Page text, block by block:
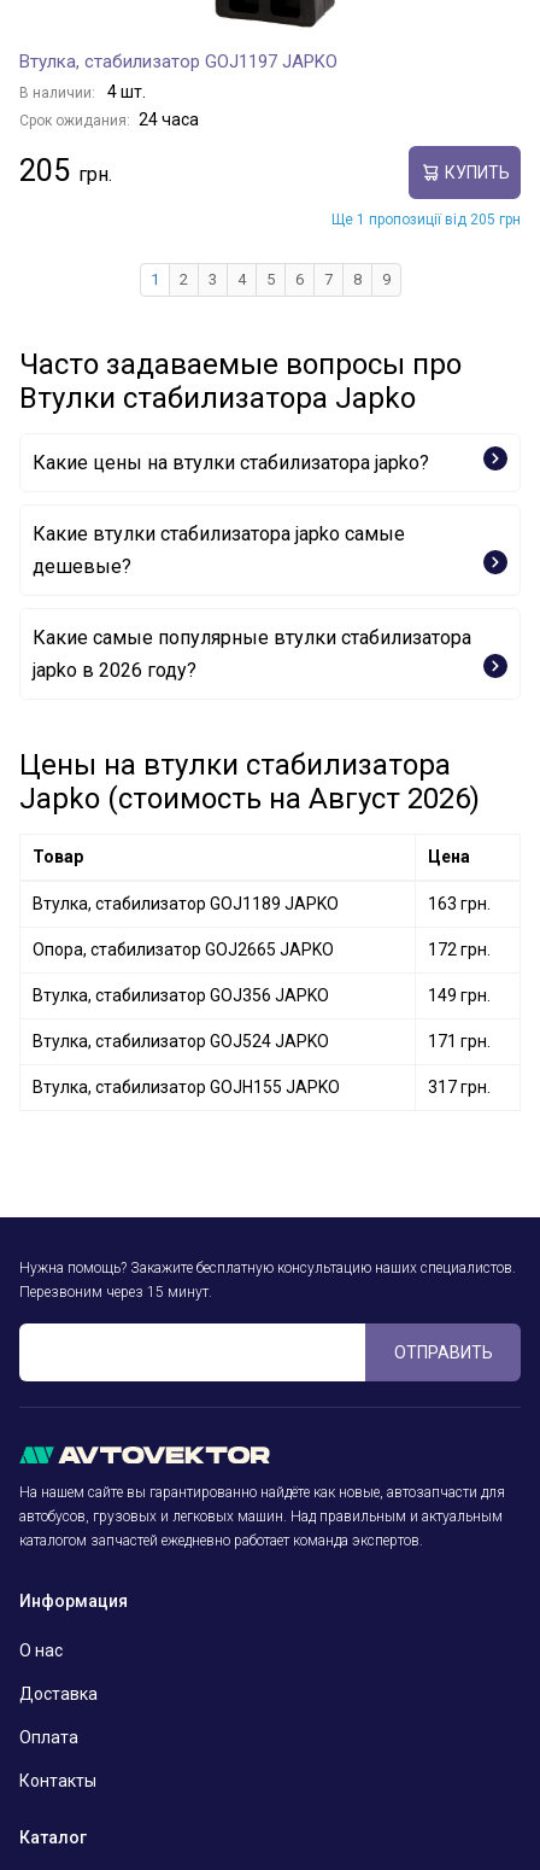
Втулка, стабилизатор GOJ1197 JAPKO
В наличии: 4 шт.
Срок ожидания: 24 часа
205 КУПИТЬ
Ще 1 пропозиції від 205 грн
1 2 3 4 5 6 7 8 9
Часто задаваемые вопросы про
Втулки стабилизатора Japko
Какие цены на втулки стабилизатора japko?
Какие втулки стабилизатора japko самые
дешевые?
Втулка, стабилизатор GOJ208 JAPKO
Втулка, стабилизатор GOJ132 JAPKO
Какие самые популярные втулки стабилизатора
japko в 2026 году?
Цены на втулки стабилизатора
Japko (стоимость на Август 2026)
Товар Цена
Втулка, стабилизатор GOJ1189 JAPKO 163 грн.
Опора, стабилизатор GOJ2665 JAPKO 172 грн.
Втулка, стабилизатор GOJ356 JAPKO 149 грн.
Втулка, стабилизатор GOJ524 JAPKO 171 грн.
Втулка, стабилизатор GOJH155 JAPKO 317 грн.
Нужна помощь? Закажите бесплатную консультацию наших специалистов.
Перезвоним через 15 минут.
ОТПРАВИТЬ
На нашем сайте вы гарантированно найдёте как новые, автозапчасти для
автобусов, грузовых и легковых машин. Над правильным и актуальным
каталогом запчастей ежедневно работает команда экспертов.
Информация
О нас
Доставка
Оплата
Контакты
Каталог